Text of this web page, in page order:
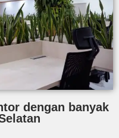
dengan banyak